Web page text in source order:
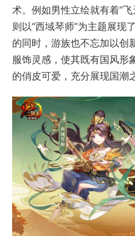
术。例如男性立绘就有着“
则以“西域琴师”为主题展现
的同时，游族也不忘加以创
服饰灵感，使其既有国风形
的俏皮可爱，充分展现国潮